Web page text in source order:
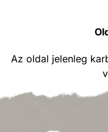
Az oldal jelenleg